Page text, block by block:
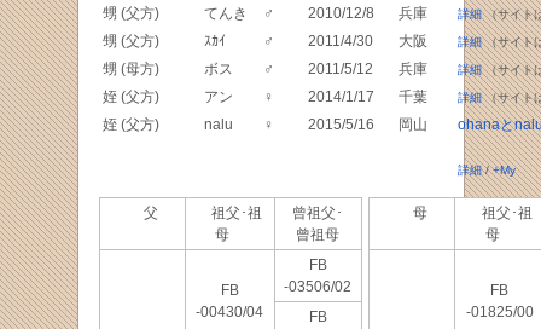
甥 (父方) てんき ♂ 2010/12/8 兵庫 詳細（サイト
甥 (父方) ｽｶｲ ♂ 2011/4/30 大阪 詳細（サイト
甥 (母方) ボス ♂ 2011/5/12 兵庫 詳細（サイト
姪 (父方) アン ♀ 2014/1/17 千葉 詳細（サイト
姪 (父方) nalu ♀ 2015/5/16 岡山 ohanaと
詳細/+My
父
祖父･祖
母
曾祖父･
曾祖母
FB
-00430/04
FB
-03506/02
FB
母
祖父･祖
母
FB
-01825/00